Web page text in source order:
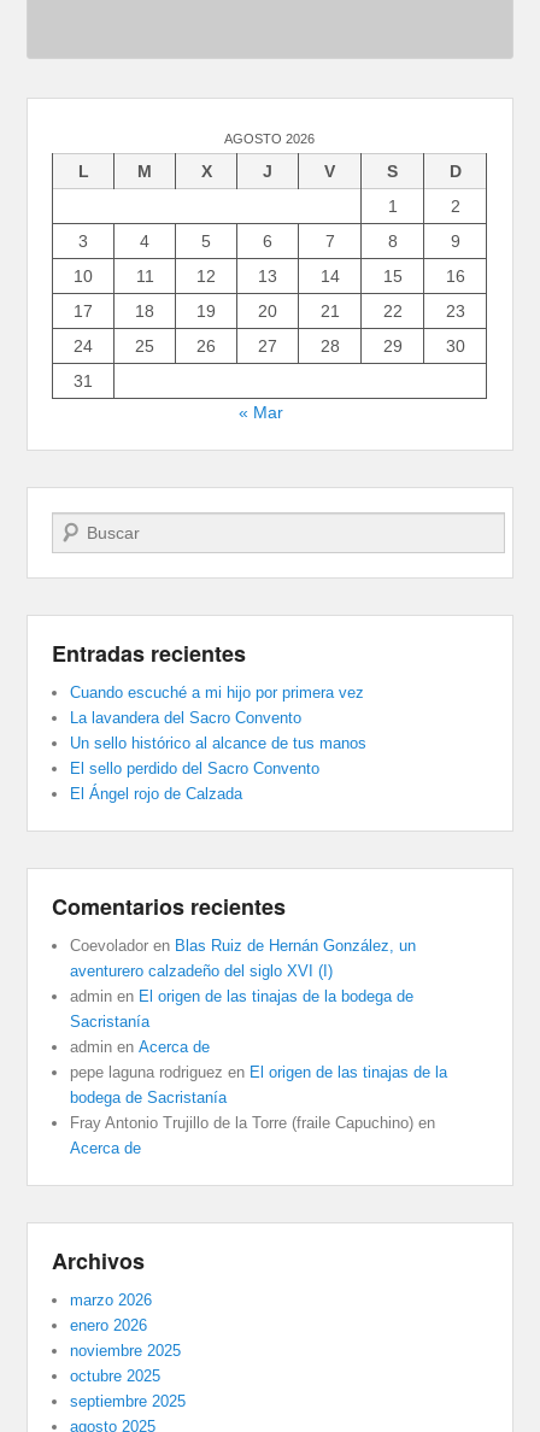
AGOSTO 2026
L M X J V S
D
1
2
3
4 5 6 7 8
9
10
11 12 13 14 15
16
17
18 19 20 21 22
23
24
25 26 27 28 29
30
31
« Mar
Buscar
Entradas recientes
Cuando escuché a mi hijo por primera vez
La lavandera del Sacro Convento
Un sello histórico al alcance de tus manos
El sello perdido del Sacro Convento
El Ángel rojo de Calzada
Comentarios recientes
Coevolador en Blas Ruiz de Hernán González, un
aventurero calzadeño del siglo XVI (I)
admin en El origen de las tinajas de la bodega de
Sacristanía
admin enAcerca de
pepe laguna rodriguez en El origen de las tinajas de la
bodega de Sacristanía
Fray Antonio Trujillo de la Torre (fraile Capuchino) en
Acerca de
Archivos
marzo 2026
enero 2026
noviembre 2025
octubre 2025
septiembre 2025
agosto 2025